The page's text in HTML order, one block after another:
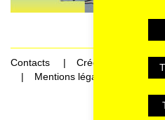
Contacts
Crédits
Mentions légales et